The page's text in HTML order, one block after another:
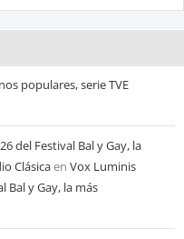
populares, serie TVE
del Festival Bal y Gay, la
Clásicaen Vox Luminis
Bal y Gay, la más